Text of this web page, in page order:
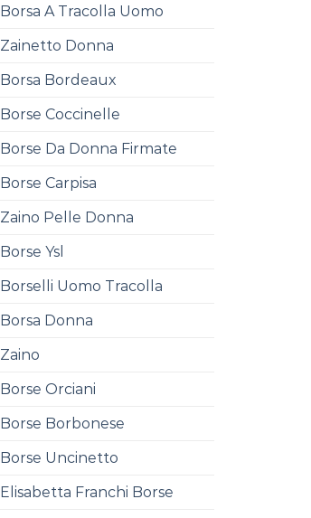
Borsa A Tracolla Uomo
Zainetto Donna
Borsa Bordeaux
Borse Coccinelle
Borse Da Donna Firmate
Borse Carpisa
Zaino Pelle Donna
Borse Ysl
Borselli Uomo Tracolla
Borsa Donna
Zaino
Borse Orciani
Borse Borbonese
Borse Uncinetto
Elisabetta Franchi Borse